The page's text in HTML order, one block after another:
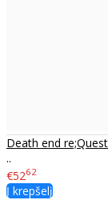
Death end
..
€5262
Į krepšelį